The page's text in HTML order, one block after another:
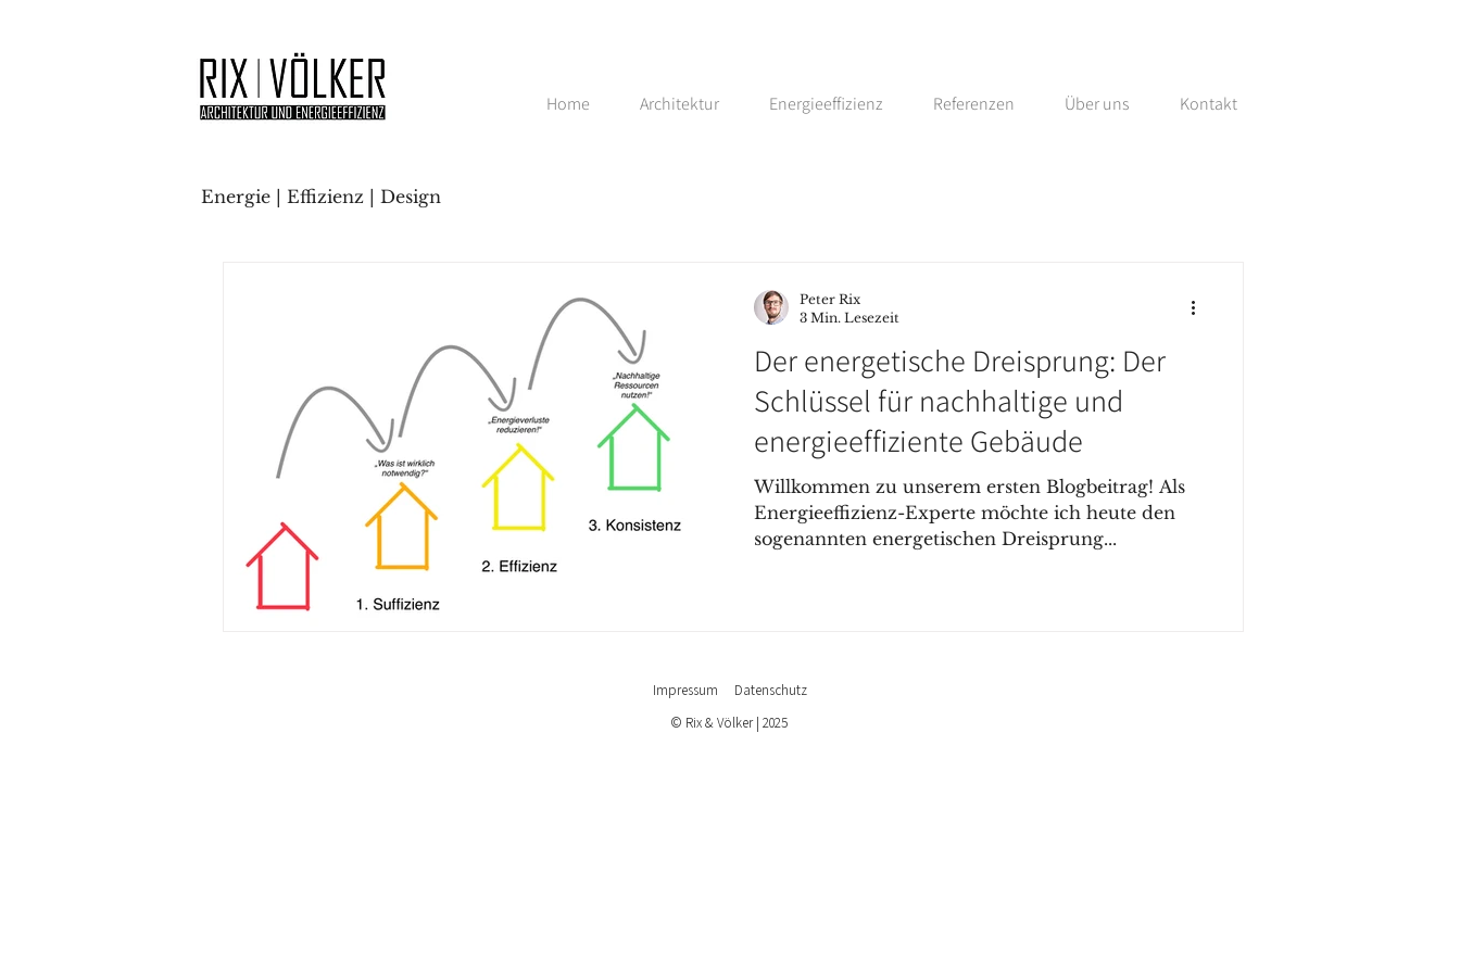
Home Architektur Energieeffizienz Referenzen Über uns Kontakt
Energie | Effizienz | Design
Der energetische Dreisprung: Der
Schlüssel für nachhaltige und
energieeffiziente Gebäude
Willkommen zu unserem ersten Blogbeitrag! Als
Energieeffizienz-Experte möchte ich heute den
sogenannten energetischen Dreisprung...
Peter Rix
3 Min. Lesezeit
Impressum
Datenschutz
© Rix & Völker | 2025